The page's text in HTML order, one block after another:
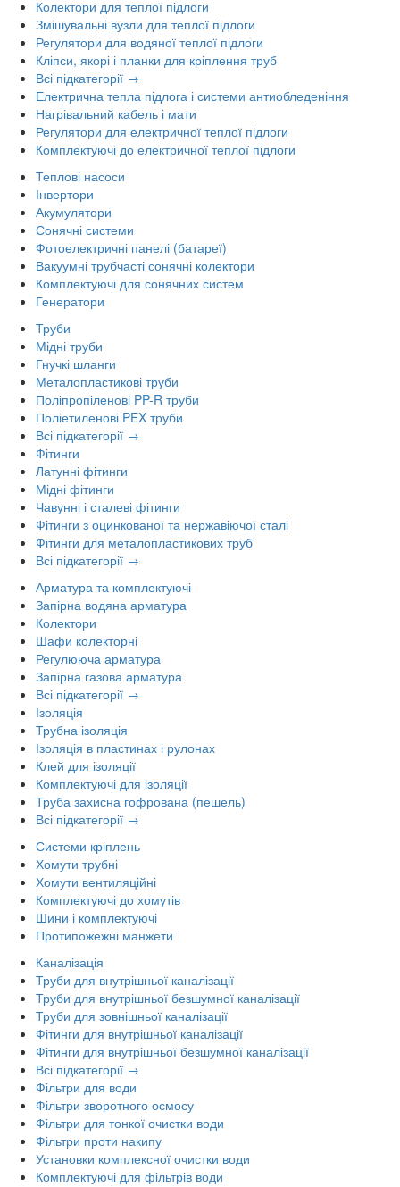
Колектори для теплої підлоги
Змішувальні вузли для теплої підлоги
Регулятори для водяної теплої підлоги
Кліпси, якорі і планки для кріплення труб
Всі підкатегорії →
Електрична тепла підлога і системи антиобледеніння
Нагрівальний кабель і мати
Регулятори для електричної теплої підлоги
Комплектуючі до електричної теплої підлоги
Теплові насоси
Інвертори
Акумулятори
Сонячні системи
Фотоелектричні панелі (батареї)
Вакуумні трубчасті сонячні колектори
Комплектуючі для сонячних систем
Генератори
Труби
Мідні труби
Гнучкі шланги
Металопластикові труби
Поліпропіленові PP-R труби
Поліетиленові PEX труби
Всі підкатегорії →
Фітинги
Латунні фітинги
Мідні фітинги
Чавунні і сталеві фітинги
Фітинги з оцинкованої та нержавіючої сталі
Фітинги для металопластикових труб
Всі підкатегорії →
Арматура та комплектуючі
Запірна водяна арматура
Колектори
Шафи колекторні
Регулююча арматура
Запірна газова арматура
Всі підкатегорії →
Ізоляція
Трубна ізоляція
Ізоляція в пластинах і рулонах
Клей для ізоляції
Комплектуючі для ізоляції
Труба захисна гофрована (пешель)
Всі підкатегорії →
Системи кріплень
Хомути трубні
Хомути вентиляційні
Комплектуючі до хомутів
Шини і комплектуючі
Протипожежні манжети
Каналізація
Труби для внутрішньої каналізації
Труби для внутрішньої безшумної каналізації
Труби для зовнішньої каналізації
Фітинги для внутрішньої каналізації
Фітинги для внутрішньої безшумної каналізації
Всі підкатегорії →
Фільтри для води
Фільтри зворотного осмосу
Фільтри для тонкої очистки води
Фільтри проти накипу
Установки комплексної очистки води
Комплектуючі для фільтрів води